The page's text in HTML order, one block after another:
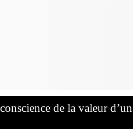
de la valeur d’un